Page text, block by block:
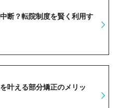
断？転院制度を賢く利用す
叶える部分矯正のメリッ